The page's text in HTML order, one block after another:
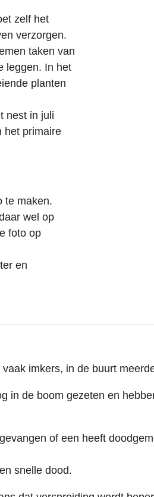
zelf het
verzorgen.
taken van
leggen. In het
planten
nest in juli
het primaire
te maken.
wel op
foto op
en
imkers, in de buurt
in de boom gezeten en
of een heeft
snelle dood.